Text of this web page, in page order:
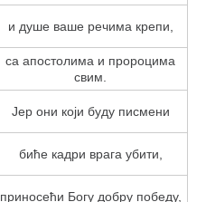
и душе ваше речима крепи,
са апостолима и пророцима
свим.
Јер они који буду писмени
биће кадри врага убити,
приносећи Богу добру победу,